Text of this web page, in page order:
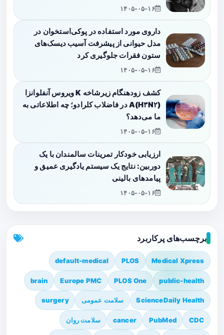
۱۴۰۵-۰۵-۱۶
داروی مورد استفاده در پوکی‌استخوان در
مدل حیوانی از پیشرفت آسیب دیسک‌های
ستون فقرات جلوگیری کرد
۱۴۰۵-۰۵-۱۶
کشف زودهنگام زیرشاخه K ویروس آنفلوانزا
A(H۳N۲) در فاضلاب کلرادو؛ چه اطلاعاتی به
ما می‌دهد؟
۱۴۰۵-۰۵-۱۶
ارزیابی خودکار تمرینات سالمندان با یک
دوربین: نتایج یک سیستم یادگیری عمیق و
پیامدهای بالینی
۱۴۰۵-۰۵-۱۶
برچسب‌های پرکاربرد
Medical Xpress
PLOS
default-medical
public-health
PLOS One
Europe PMC
brain
ScienceDaily Health سلامت عمومی surgery
CDC
PubMed
cancer سلامت روان